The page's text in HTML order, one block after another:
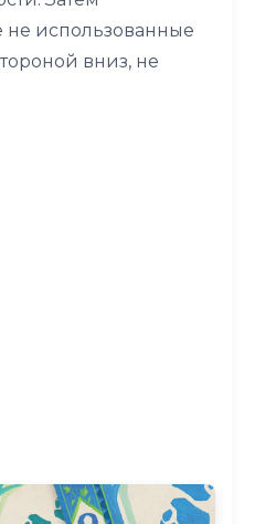
не использованные
вниз, не